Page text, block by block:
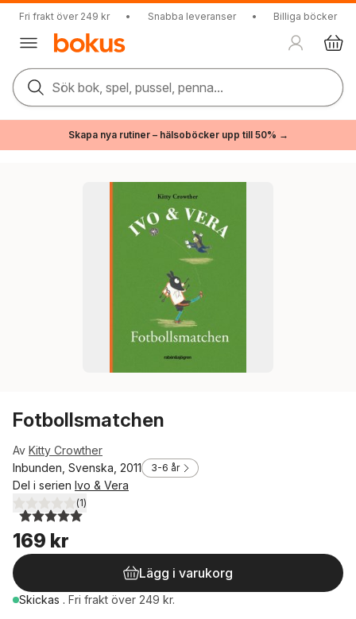
Fri frakt över 249 kr • Snabba leveranser • Billiga böcker
Sök bok, spel, pussel, penna...
Skapa nya rutiner – hälsoböcker upp till 50% →
Fotbollsmatchen
Av Kitty Crowther
Inbunden, Svenska, 2011
3-6 år
Del i serien Ivo & Vera
5,0utav 5 stjärnor. Totalt antal röster:
(1)
169 kr
Lägg i varukorg
Skickas . Fri frakt över 249 kr.